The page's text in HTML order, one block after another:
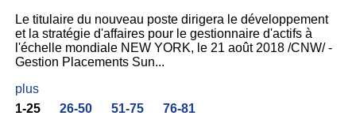
Le titulaire du nouveau poste dirigera le développement
et la stratégie d'affaires pour le gestionnaire d'actifs à
l'échelle mondiale NEW YORK, le 21 août 2018 /CNW/ -
Gestion Placements Sun...
plus
1-25 26-50 51-75 76-81